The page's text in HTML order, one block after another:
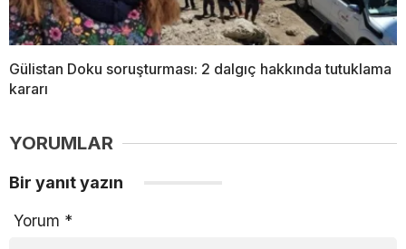
Gülistan Doku soruşturması: 2 dalgıç hakkında tutuklama
kararı
YORUMLAR
Bir yanıt yazın
Yorum *